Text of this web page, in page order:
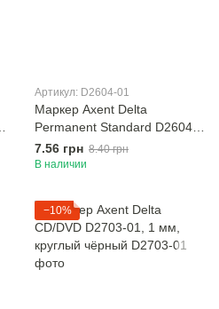
Артикул: D2604-01
Маркер Axent Delta
Permanent Standard D2604,
2 мм, круглый чёрный
7.56 грн 8.40 грн
В наличии
−10%